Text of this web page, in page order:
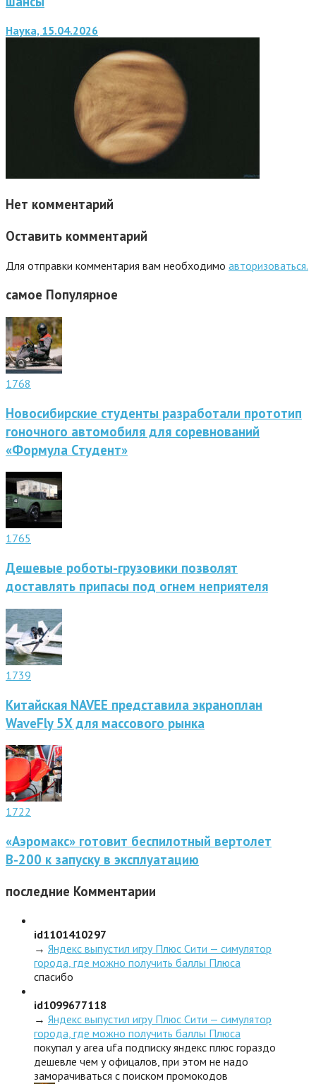
Наука, 15.04.2026
Нет комментарий
Оставить комментарий
Для отправки комментария вам необходимо авторизоваться.
самое Популярное
1768
Новосибирские студенты разработали прототип
гоночного автомобиля для соревнований
«Формула Студент»
1765
Дешевые роботы-грузовики позволят
доставлять припасы под огнем неприятеля
1739
Китайская NAVEE представила экраноплан
WaveFly 5X для массового рынка
1722
«Аэромакс» готовит беспилотный вертолет
В-200 к запуску в эксплуатацию
последние Комментарии
id1101410297
→ Яндекс выпустил игру Плюс Сити — симулятор
города, где можно получить баллы Плюса
спасибо
id1099677118
→ Яндекс выпустил игру Плюс Сити — симулятор
города, где можно получить баллы Плюса
покупал у area ufa подписку яндекс плюс гораздо
дешевле чем у офицалов, при этом не надо
заморачиваться с поиском промокодов